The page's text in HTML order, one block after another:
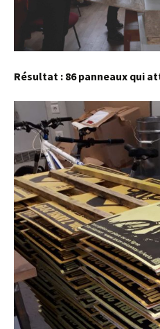
Résultat : 86 panneaux qui